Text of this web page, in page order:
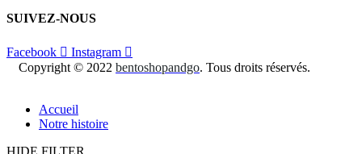
SUIVEZ-NOUS
Facebook
Instagram
Copyright © 2022 bentoshopandgo. Tous droits réservés.
Accueil
Notre histoire